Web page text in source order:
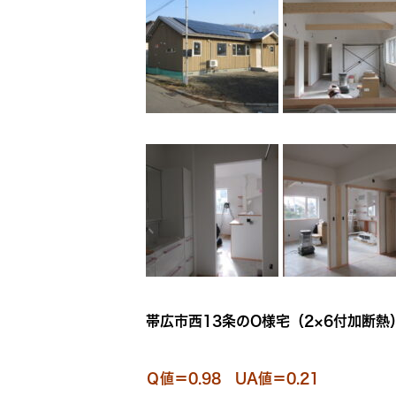
帯広市西13条のO様宅（2×6付加断熱
Ｑ値＝0.98 UA値＝0.21